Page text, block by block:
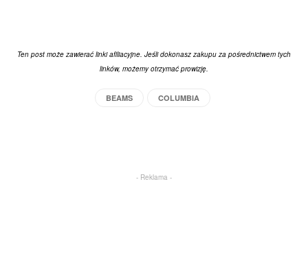
Ten post może zawierać linki afiliacyjne. Jeśli dokonasz zakupu za pośrednictwem tych
linków, możemy otrzymać prowizję.
BEAMS COLUMBIA
- Reklama -